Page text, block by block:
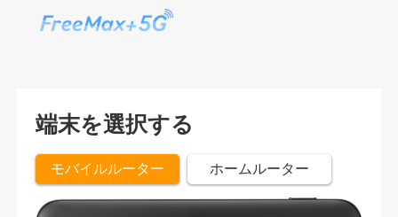
端末を選択する
モバイルルーター ホームルーター